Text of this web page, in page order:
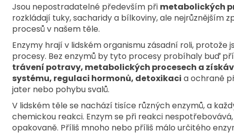
Jsou nepostradatelné především při metabolických
rozkládají tuky, sacharidy a bílkoviny, ale nejrůznějším
procesů v našem těle.
Enzymy hrají v lidském organismu zásadní roli,
procesy. Bez enzymů by tyto procesy probíhaly buď
trávení potravy, metabolických procesech a
systému, regulaci hormonů, detoxikaci a ochraně
jater nebo pohybu svalů.
V lidském těle se nachází tisíce různých enzymů, a
chemickou reakci. Enzym se při reakci
opakovaně. Příliš mnoho nebo příliš málo určitého
Doporučujeme